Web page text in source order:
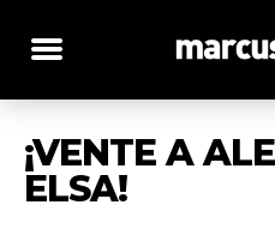
¡VENTE A
ELSA!